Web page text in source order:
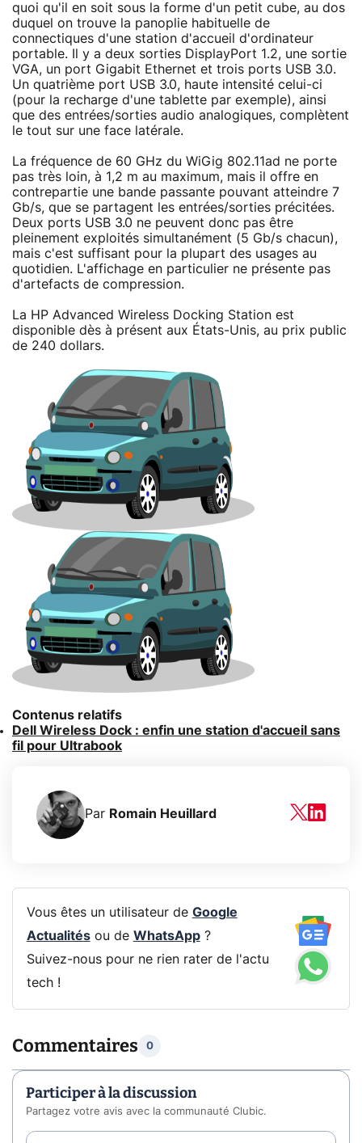
quoi qu'il en soit sous la forme d'un petit cube, au dos
duquel on trouve la panoplie habituelle de
connectiques d'une station d'accueil d'ordinateur
portable. Il y a deux sorties DisplayPort 1.2, une sortie
VGA, un port Gigabit Ethernet et trois ports USB 3.0.
Un quatrième port USB 3.0, haute intensité celui-ci
(pour la recharge d'une tablette par exemple), ainsi
que des entrées/sorties audio analogiques, complètent
le tout sur une face latérale.
La fréquence de 60 GHz du WiGig 802.11ad ne porte
pas très loin, à 1,2 m au maximum, mais il offre en
contrepartie une bande passante pouvant atteindre 7
Gb/s, que se partagent les entrées/sorties précitées.
Deux ports USB 3.0 ne peuvent donc pas être
pleinement exploités simultanément (5 Gb/s chacun),
mais c'est suffisant pour la plupart des usages au
quotidien. L'affichage en particulier ne présente pas
d'artefacts de compression.
La HP Advanced Wireless Docking Station est
disponible dès à présent aux États-Unis, au prix public
de 240 dollars.
Contenus relatifs
Dell Wireless Dock : enfin une station d'accueil sans
fil pour Ultrabook
Par Romain Heuillard
Vous êtes un utilisateur de Google
Actualitésou de WhatsApp?
Suivez-nous pour ne rien rater de l'actu
tech !
Commentaires 0
Participer à la discussion
Partagez votre avis avec la communauté Clubic.